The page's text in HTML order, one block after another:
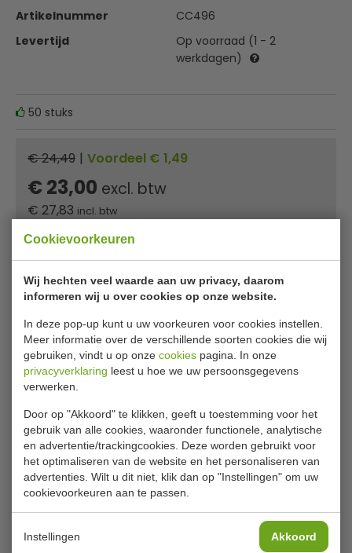
Cookievoorkeuren
Wij hechten veel waarde aan uw privacy, daarom
informeren wij u over cookies op onze website.
In deze pop-up kunt u uw voorkeuren voor cookies instellen.
Meer informatie over de verschillende soorten cookies die wij
gebruiken, vindt u op onze cookies pagina. In onze
privacyverklaring leest u hoe we uw persoonsgegevens
verwerken.
Door op "Akkoord" te klikken, geeft u toestemming voor het
gebruik van alle cookies, waaronder functionele, analytische
en advertentie/trackingcookies. Deze worden gebruikt voor
het optimaliseren van de website en het personaliseren van
advertenties. Wilt u dit niet, klik dan op "Instellingen" om uw
cookievoorkeuren aan te passen.
Instellingen Akkoord
Artikelnummer
CC496
Levertijd
Op voorraad (1 - 2
werkdagen)
50 stuks
€ 24,49 | Voordeel € 1,49
€ 23,00 excl. btw
€ 27,83 incl. btw
Stukprijs: € 0,46 p.st.
Minimum afname: 2
In winkelwagentje
Ofbetaal 9,28in 3 termijnenmet Klarna
✔ Gratis verzending* ✔ 24 uur levering ✔ Laagste
prijsgarantie
Elsyl natuurlijke conditioner
Deze voedende conditioner uit de Elsyl range, geeft uw
gasten een luxe gevoel. Deze voordeelverpakking met 50
flesjes conditioner is perfect voor hotels, resorts, bed en
breakfasts en pensions. Ieder flesje is voorzien van een
goudkleurige dop voor een extra luxe uitstraling.